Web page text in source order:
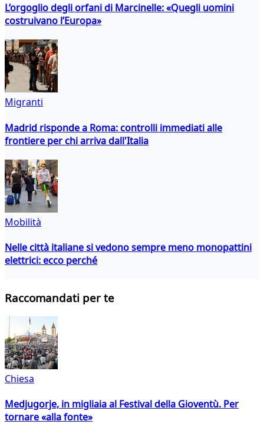
L’orgoglio degli orfani di Marcinelle: «Quegli uomini
costruivano l’Europa»
Migranti
Madrid risponde a Roma: controlli immediati alle
frontiere per chi arriva dall'Italia
Mobilità
Nelle città italiane si vedono sempre meno monopattini
elettrici: ecco perché
Raccomandati per te
Chiesa
Medjugorje, in migliaia al Festival della Gioventù. Per
tornare «alla fonte»